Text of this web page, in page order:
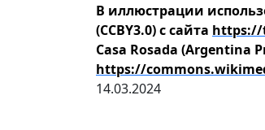
В иллюстрации
(CCBY3.0) с сайта https://
Casa Rosada (Argentina
https://
14.03.2024